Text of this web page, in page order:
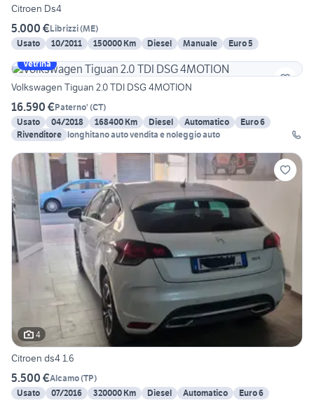
Citroen Ds4
5.000 €Librizzi(ME)
Usato
10/2011 150000 Km Diesel Manuale
Euro 5
Vetrina
Volkswagen Tiguan 2.0 TDI DSG 4MOTION
16.590 €Paterno' (CT)
Usato
04/2018 168400 Km Diesel Automatico
Euro 6
Rivenditore longhitano auto vendita e noleggio auto
4
Citroen ds4 1.6
5.500 €Alcamo(TP)
Usato
07/2016 320000 Km Diesel Automatico Euro 6